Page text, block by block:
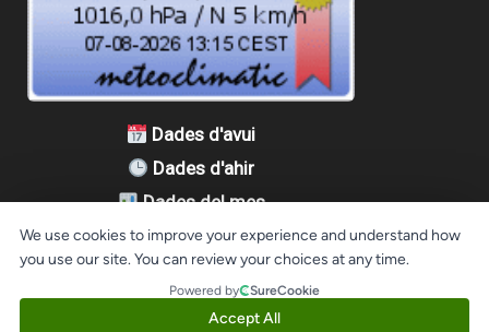
We use cookies to improve your experience and understand how
you use our site. You can review your choices at any time.
Powered by SureCookie
Accept All
Dades d'avui
Dades d'ahir
Dades del mes
Dades de l'any